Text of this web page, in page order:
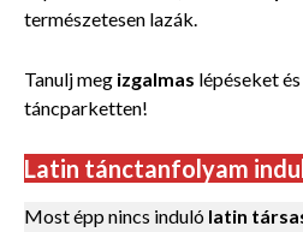
természetesen lazák.
Tanulj meg izgalmas lépéseket és
táncparketten!
Latin tánctanfolyam
Most épp nincs induló latin